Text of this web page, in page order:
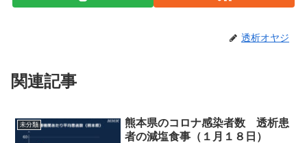
透析オヤジ
関連記事
未分類
熊本県のコロナ感染者数 透析患
者の減塩食事（１月１８日）